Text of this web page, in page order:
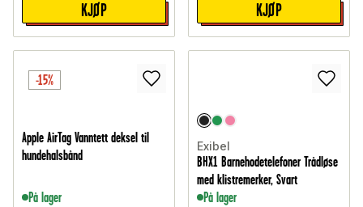
KJØP KJØP
-15%
Apple AirTag Vanntett deksel til
hundehalsbånd
På lager
Exibel
BHX1 Barnehodetelefoner Trådløse
med klistremerker, Svart
På lager